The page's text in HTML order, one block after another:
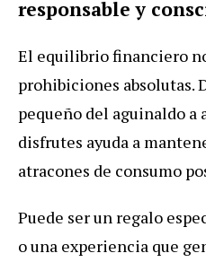
responsable y
El equilibrio financiero
prohibiciones absolutas.
pequeño del aguinaldo a
disfrutes ayuda a
atracones de consumo
Puede ser un regalo
o una experiencia que